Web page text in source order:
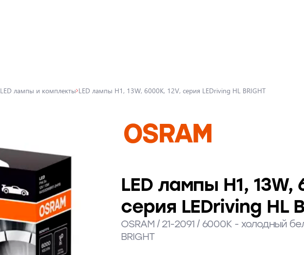
LED лампы и комплекты LED лампы H1, 13W, 6000K, 12V, серия LEDriving HL BRIGHT
LED лампы H1, 13W,
серия LEDriving HL
OSRAM / 21-2091 / 6000K - холодный
BRIGHT